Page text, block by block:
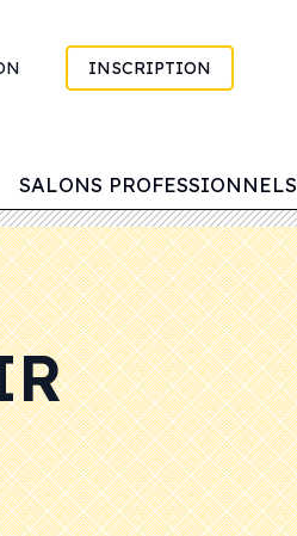
INSCRIPTION
SALONS PROFESSIONNELS